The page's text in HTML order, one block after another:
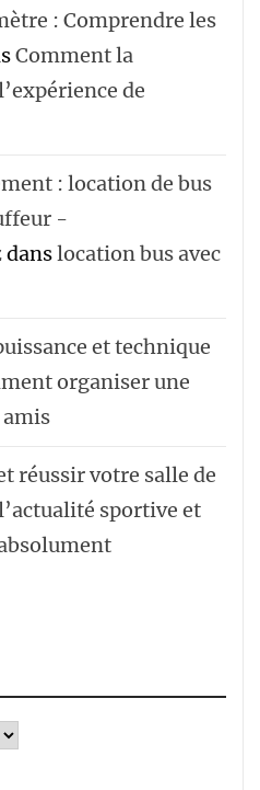
: Comprendre les
Comment la
de
: location de bus
-
danslocation bus avec
et technique
organiser une
réussir votre salle de
sportive et